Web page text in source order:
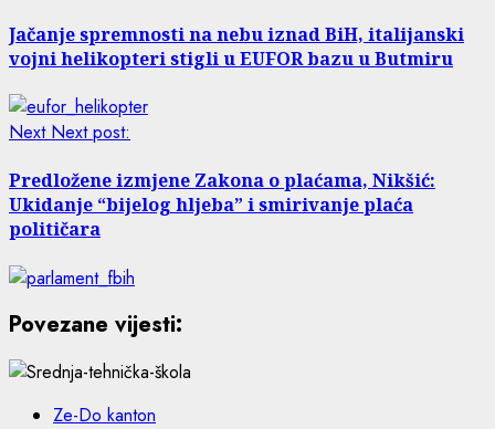
Jačanje spremnosti na nebu iznad BiH, italijanski
vojni helikopteri stigli u EUFOR bazu u Butmiru
Next Next post:
Predložene izmjene Zakona o plaćama, Nikšić:
Ukidanje “bijelog hljeba” i smirivanje plaća
političara
Povezane vijesti:
Ze-Do kanton